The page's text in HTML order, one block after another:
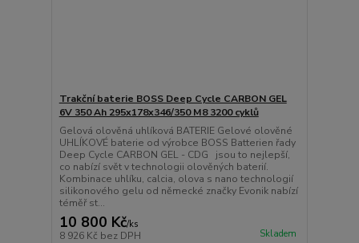
Trakční baterie BOSS Deep Cycle CARBON GEL
6V 350 Ah 295x178x346/350 M8 3200 cyklů
Gelová olověná uhlíková BATERIE Gelové olověné
UHLÍKOVÉ baterie od výrobce BOSS Batterien řady
Deep Cycle CARBON GEL - CDG jsou to nejlepší,
co nabízí svět v technologii olověných baterií.
Kombinace uhlíku, calcia, olova s nano technologií
silikonového gelu od německé značky Evonik nabízí
téměř st...
10 800 Kč/ks
8 926 Kč bez DPH Skladem